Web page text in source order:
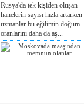
Rusya'da tek kişiden oluşan
hanelerin sayısı hızla artarken
uzmanlar bu eğilimin doğum
oranlarını daha da aş...